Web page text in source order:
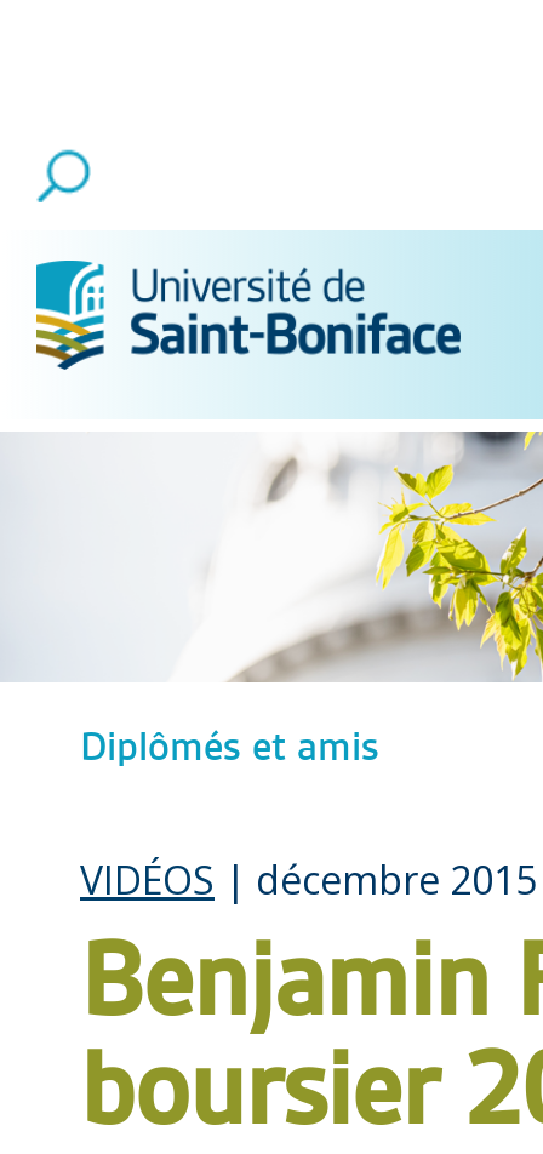
Diplômés et amis
VIDÉOS | décembre 2015
Benjamin
boursier